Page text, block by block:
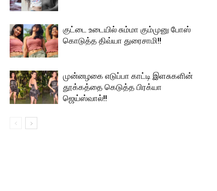
குட்டை உடையில் சும்மா கும்முனு போஸ்
கொடுத்த திவ்யா துரைசாமி!!
முன்னழகை எடுப்பா காட்டி இளசுகளின்
தூக்கத்தை கெடுத்த பிரக்யா
ஜெய்ஸ்வால்!!